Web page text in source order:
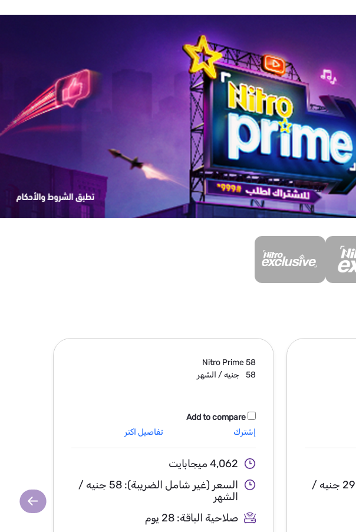
29 جنيه /
Nitro Prime58
58
جنيه / الشهر
Add to compare
إشترك
تفاصيل اكتر
4,062 ميجابايت
السعر (غير شامل الضريبة):
58 جنيه /
الشهر
صلاحية الباقة:28 يوم